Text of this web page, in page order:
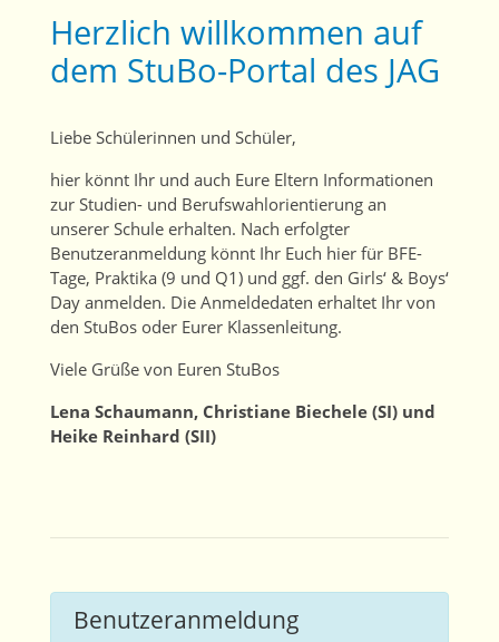
Herzlich willkommen auf
dem StuBo-Portal des JAG
Liebe Schülerinnen und Schüler,
hier könnt Ihr und auch Eure Eltern Informationen
zur Studien- und Berufswahlorientierung an
unserer Schule erhalten. Nach erfolgter
Benutzeranmeldung könnt Ihr Euch hier für BFE-
Tage, Praktika (9 und Q1) und ggf. den Girls‘ & Boys‘
Day anmelden. Die Anmeldedaten erhaltet Ihr von
den StuBos oder Eurer Klassenleitung.
Viele Grüße von Euren StuBos
Lena Schaumann, Christiane Biechele (SI) und
Heike Reinhard (SII)
Benutzeranmeldung